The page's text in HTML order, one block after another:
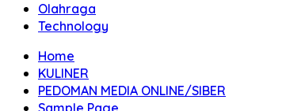
Olahraga
Technology
Home
KULINER
PEDOMAN MEDIA ONLINE/SIBER
Sample Page